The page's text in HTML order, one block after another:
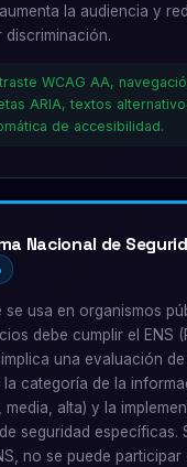
la audiencia y
discriminación.
WCAG AA,
ARIA, textos
de accesibilidad.
Nacional de
se usa en organismos
debe cumplir el ENS
implica una evaluación
la categoría de la
alta) y la
seguridad específicas.
no se puede participar